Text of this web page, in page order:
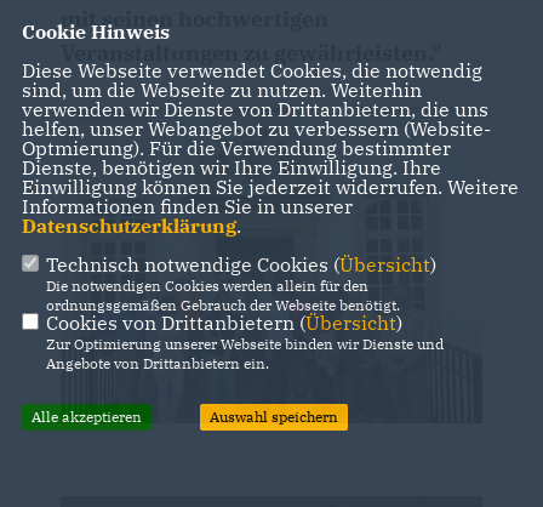
mit seinen hochwertigen
Cookie Hinweis
Diese Webseite verwendet Cookies, die notwendig
sind, um die Webseite zu nutzen. Weiterhin
verwenden wir Dienste von Drittanbietern, die uns
helfen, unser Webangebot zu verbessern (Website-
Optmierung). Für die Verwendung bestimmter
Dienste, benötigen wir Ihre Einwilligung. Ihre
Einwilligung können Sie jederzeit widerrufen. Weitere
Informationen finden Sie in unserer
Datenschutzerklärung.
Technisch notwendige Cookies (Übersicht)
Die notwendigen Cookies werden allein für den
ordnungsgemäßen Gebrauch der Webseite benötigt.
Cookies von Drittanbietern (Übersicht)
Zur Optimierung unserer Webseite binden wir Dienste und
Angebote von Drittanbietern ein.
Alle akzeptieren Auswahl speichern